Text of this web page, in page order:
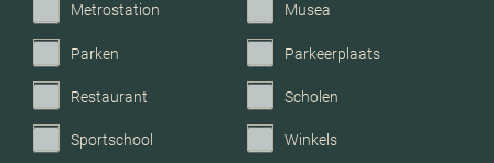
Metrostation Musea
Parken Parkeerplaats
Restaurant Scholen
Sportschool Winkels